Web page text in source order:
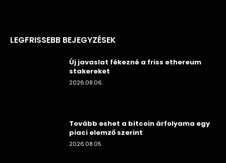
LEGFRISSEBB BEJEGYZÉSEK
Új javaslat fékezné a friss ethereum
stakereket
2026.08.06.
Tovább eshet a bitcoin árfolyama egy
piaci elemző szerint
2026.08.05.